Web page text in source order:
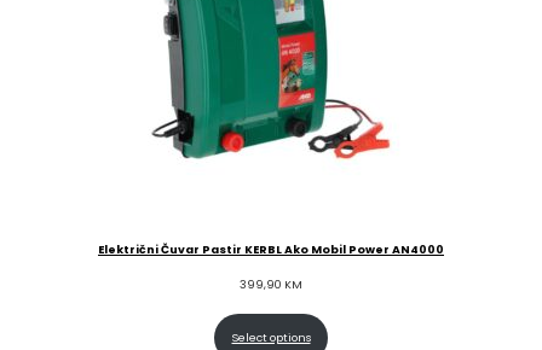
Električni Čuvar Pastir KERBL Ako Mobil Power AN4000
399,90 KM
Select options